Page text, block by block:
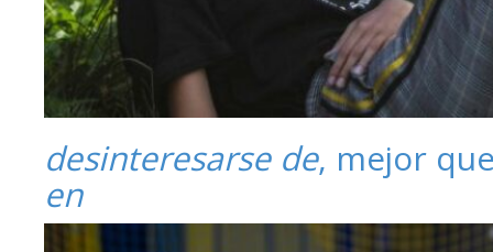
desinteresarse de, mejor
en